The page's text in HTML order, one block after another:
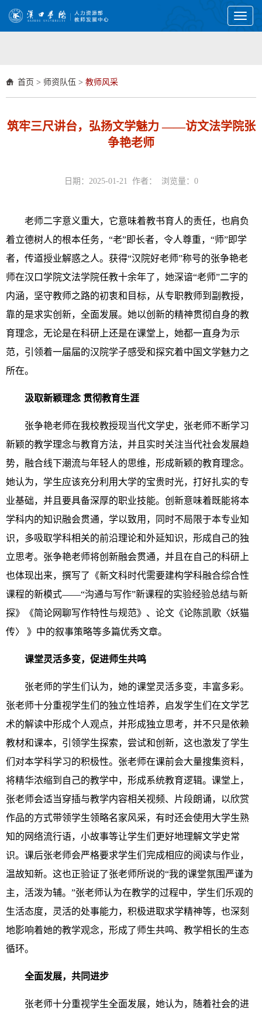
Toggle
首页 > 师资队伍 > 教师风采
筑牢三尺讲台，弘扬文学魅力 ——访文法学院张
争艳老师
日期：2025-01-21 作者： 浏览量： 0
老师二字意义重大，它意味着教书育人的责任，也肩负
着立德树人的根本任务，“老”即长者，令人尊重，“师”即学
者，传道授业解惑之人。获得“汉院好老师”称号的张争艳老
师在汉口学院文法学院任教十余年了，她深谙“老师”二字的
内涵，坚守教师之路的初衷和目标，从专职教师到副教授，
靠的是求实创新，全面发展。她以创新的精神贯彻自身的教
育理念，无论是在科研上还是在课堂上，她都一直身为示
范，引领着一届届的汉院学子感受和探究着中国文学魅力之
所在。
汲取新颖理念 贯彻教育生涯
张争艳老师在我校教授现当代文学史，张老师不断学习
新颖的教学理念与教育方法，并且实时关注当代社会发展趋
势，融合线下潮流与年轻人的思维，形成新颖的教育理念。
她认为，学生应该充分利用大学的宝贵时光，打好扎实的专
业基础，并且要具备深厚的职业技能。创新意味着既能将本
学科内的知识融会贯通，学以致用，同时不局限于本专业知
识，多吸取学科相关的前沿理论和外延知识，形成自己的独
立思考。张争艳老师将创新融会贯通，并且在自己的科研上
也体现出来，撰写了《新文科时代需要建构学科融合综合性
课程的新模式——“沟通与写作”新课程的实验经验总结与新
探》《简论网聊写作特性与规范》、论文《论陈凯歌〈妖猫
传〉 》中的叙事策略等多篇优秀文章。
课堂灵活多变，促进师生共鸣
张老师的学生们认为，她的课堂灵活多变，丰富多彩。
张老师十分重视学生们的独立性培养，启发学生们在文学艺
术的解读中形成个人观点，并形成独立思考，并不只是依赖
教材和课本，引领学生探索，尝试和创新，这也激发了学生
们对本学科学习的积极性。张老师在课前会大量搜集资料，
将精华浓缩到自己的教学中，形成系统教育逻辑。课堂上，
张老师会适当穿插与教学内容相关视频、片段朗诵，以欣赏
作品的方式带领学生领略名家风采，有时还会使用大学生熟
知的网络流行语，小故事等让学生们更好地理解文学史常
识。课后张老师会严格要求学生们完成相应的阅读与作业，
温故知新。这也正验证了张老师所说的“我的课堂氛围严谨为
主，活泼为辅。”张老师认为在教学的过程中，学生们乐观的
生活态度，灵活的处事能力，积极进取求学精神等，也深刻
地影响着她的教学观念，形成了师生共鸣、教学相长的生态
循环。
全面发展，共同进步
张老师十分重视学生全面发展，她认为，随着社会的进